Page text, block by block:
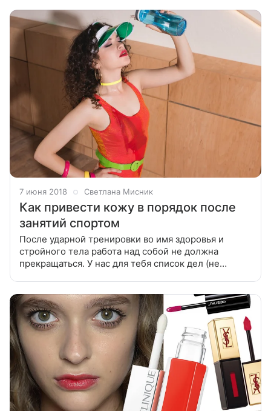
7 июня 2018 Светлана Мисник
Как привести кожу в порядок после
занятий спортом
После ударной тренировки во имя здоровья и
стройного тела работа над собой не должна
прекращаться. У нас для тебя список дел (не